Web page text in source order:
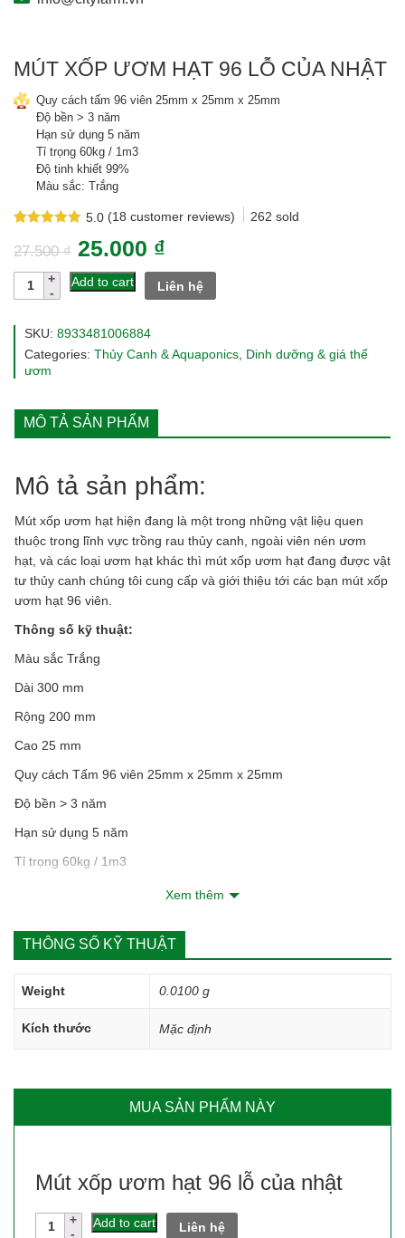
MÚT XỐP ƯƠM HẠT 96 LỖ CỦA NHẬT
Quy cách tấm 96 viên 25mm x 25mm x 25mm
Độ bền > 3 năm
Hạn sử dụng 5 năm
Tỉ trọng 60kg / 1m3
Độ tinh khiết 99%
Màu sắc: Trắng
5.0
out of 5
customer
ratings
(18 customer reviews) 262 sold
27.500₫ 25.000 ₫
Mút
hạt
của
quantity
Add to cart Liên hệ
SKU: 8933481006884
Categories: Thủy Canh & Aquaponics, Dinh dưỡng & giá thể
ươm
MÔ TẢ SẢN PHẨM
Mô tả sản phẩm:
Mút xốp ươm hạt hiện đang là một trong những vật liệu quen
thuộc trong lĩnh vực trồng rau thủy canh, ngoài viên nén ươm
hạt, và các loại ươm hạt khác thì mút xốp ươm hạt đang được vật
tư thủy canh chúng tôi cung cấp và giới thiệu tới các bạn mút xốp
ươm hạt 96 viên.
Thông số kỹ thuật:
Màu sắc Trắng
Dài 300 mm
Rộng 200 mm
Cao 25 mm
Quy cách Tấm 96 viên 25mm x 25mm x 25mm
Độ bền > 3 năm
Hạn sử dụng 5 năm
Tỉ trọng 60kg / 1m3
Xem thêm
THÔNG SỐ KỸ THUẬT
Weight 0.0100 g
Kích thước Mặc định
MUA SẢN PHẨM NÀY
Mút xốp ươm hạt 96 lỗ của nhật
Mút
Add to cart Liên hệ